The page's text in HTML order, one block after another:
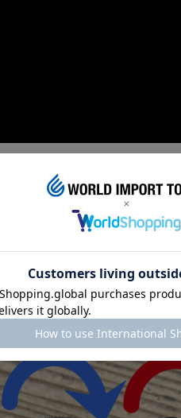
」いかがですか？
ブラシです。
狭いスペースや手の届きにくい
を使用して落とすことができます